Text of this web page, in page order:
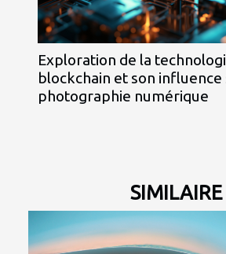
Exploration de la
blockchain et son influence
photographie numérique
SIMILAIRE